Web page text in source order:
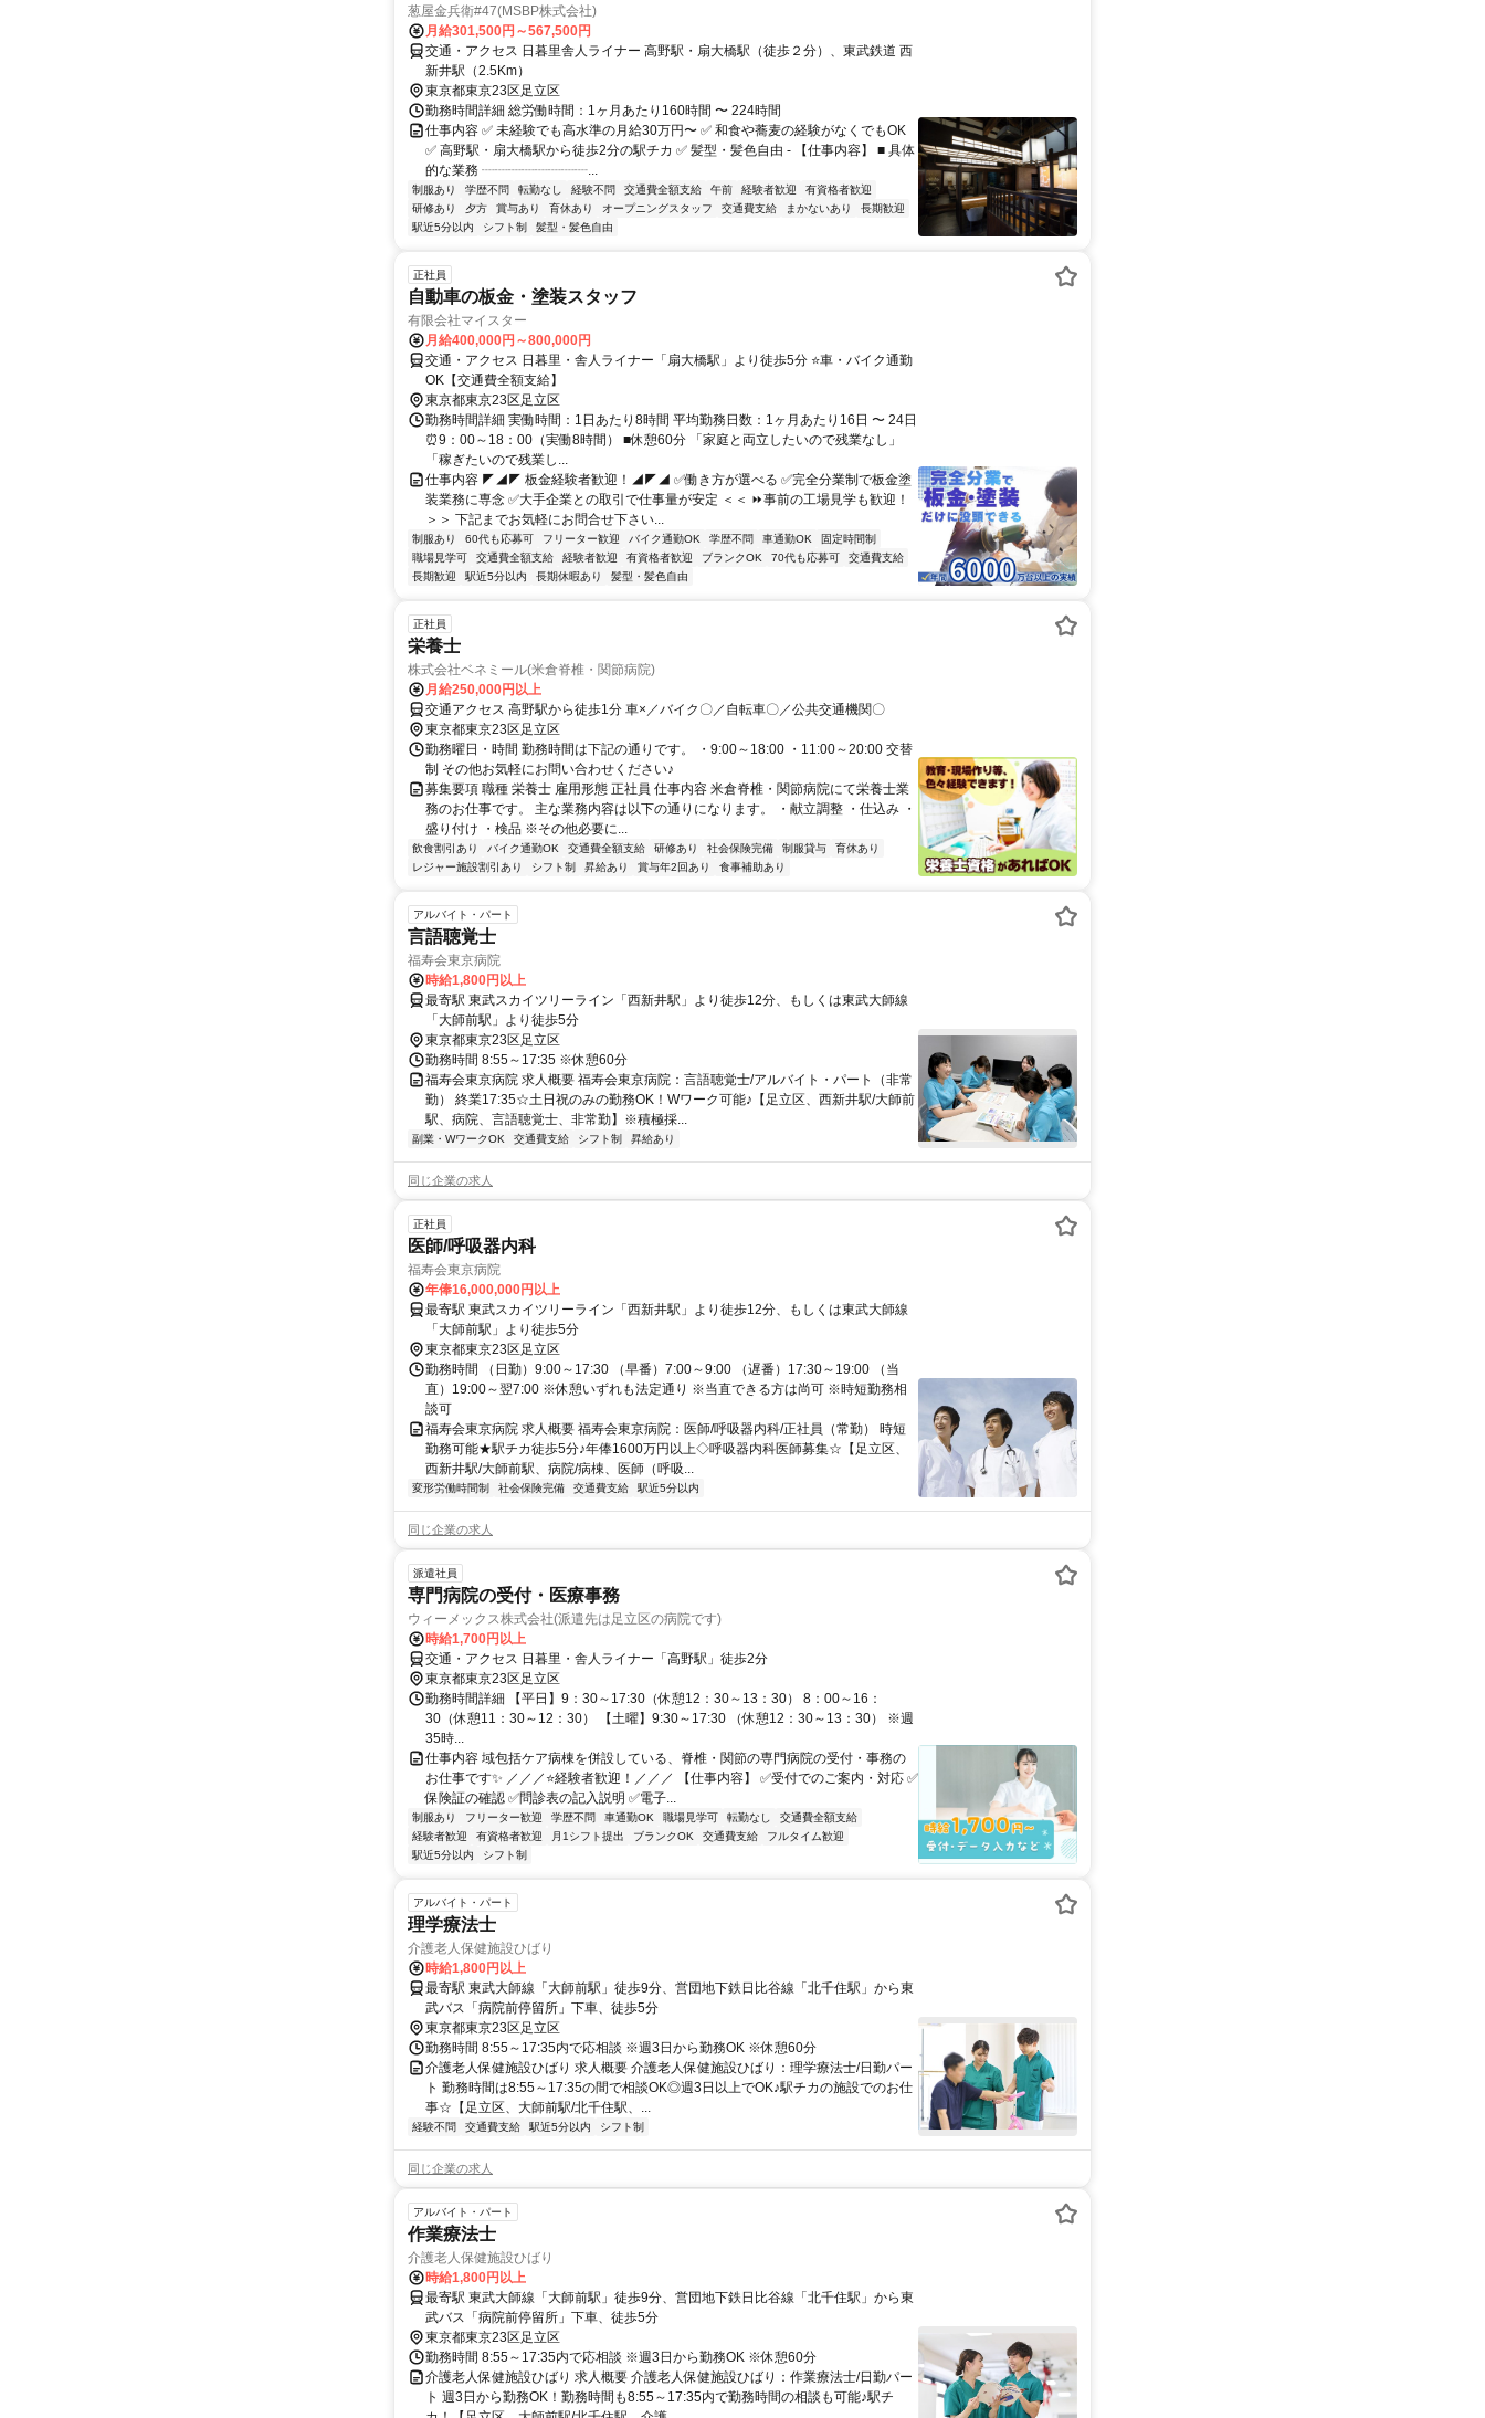
葱屋金兵衛#47(MSBP株式会社)
月給301,500円～567,500円
交通・アクセス 日暮里舎人ライナー 高野駅・扇大橋駅（徒歩２分）、東武鉄道 西
新井駅（2.5Km）
東京都東京23区足立区
勤務時間詳細 総労働時間：1ヶ月あたり160時間 〜 224時間
仕事内容 ✅ 未経験でも高水準の月給30万円〜 ✅ 和食や蕎麦の経験がなくでもOK
✅ 高野駅・扇大橋駅から徒歩2分の駅チカ ✅ 髪型・髪色自由 - 【仕事内容】 ■ 具体
的な業務 ┈┈┈┈┈┈┈┈...
制服あり 学歴不問 転勤なし 経験不問 交通費全額支給 午前 経験者歓迎
有資格者歓迎
研修あり
夕方 賞与あり 育休あり オープニングスタッフ 交通費支給 まかないあり
長期歓迎
駅近5分以内
シフト制 髪型・髪色自由
正社員
自動車の板金・塗装スタッフ
有限会社マイスター
月給400,000円～800,000円
交通・アクセス 日暮里・舎人ライナー「扇大橋駅」より徒歩5分 ⭐車・バイク通勤
OK【交通費全額支給】
東京都東京23区足立区
勤務時間詳細 実働時間：1日あたり8時間 平均勤務日数：1ヶ月あたり16日 〜 24日
⏰9：00～18：00（実働8時間） ■休憩60分 「家庭と両立したいので残業なし」
「稼ぎたいので残業し...
仕事内容 ◤◢◤ 板金経験者歓迎！◢◤◢ ✅働き方が選べる ✅完全分業制で板金塗
装業務に専念 ✅大手企業との取引で仕事量が安定 ＜＜ ⏩事前の工場見学も歓迎！
＞＞ 下記までお気軽にお問合せ下さい...
制服あり 60代も応募可 フリーター歓迎 バイク通勤OK 学歴不問 車通勤OK
固定時間制
職場見学可
交通費全額支給 経験者歓迎 有資格者歓迎 ブランクOK 70代も応募可
交通費支給
長期歓迎
駅近5分以内 長期休暇あり 髪型・髪色自由
正社員
栄養士
株式会社ベネミール(米倉脊椎・関節病院)
月給250,000円以上
交通アクセス 高野駅から徒歩1分 車×／バイク〇／自転車〇／公共交通機関〇
東京都東京23区足立区
勤務曜日・時間 勤務時間は下記の通りです。 ・9:00～18:00 ・11:00～20:00 交替
制 その他お気軽にお問い合わせください♪
募集要項 職種 栄養士 雇用形態 正社員 仕事内容 米倉脊椎・関節病院にて栄養士業
務のお仕事です。 主な業務内容は以下の通りになります。 ・献立調整 ・仕込み ・
盛り付け ・検品 ※その他必要に...
飲食割引あり バイク通勤OK 交通費全額支給 研修あり 社会保険完備 制服貸与
育休あり
レジャー施設割引あり
シフト制 昇給あり 賞与年2回あり 食事補助あり
アルバイト・パート
言語聴覚士
福寿会東京病院
時給1,800円以上
最寄駅 東武スカイツリーライン「西新井駅」より徒歩12分、もしくは東武大師線
「大師前駅」より徒歩5分
東京都東京23区足立区
勤務時間 8:55～17:35 ※休憩60分
福寿会東京病院 求人概要 福寿会東京病院：言語聴覚士/アルバイト・パート（非常
勤） 終業17:35☆土日祝のみの勤務OK！Wワーク可能♪【足立区、西新井駅/大師前
駅、病院、言語聴覚士、非常勤】※積極採...
副業・WワークOK 交通費支給 シフト制 昇給あり
同じ企業の求人
正社員
医師/呼吸器内科
福寿会東京病院
年俸16,000,000円以上
最寄駅 東武スカイツリーライン「西新井駅」より徒歩12分、もしくは東武大師線
「大師前駅」より徒歩5分
東京都東京23区足立区
勤務時間 （日勤）9:00～17:30 （早番）7:00～9:00 （遅番）17:30～19:00 （当
直）19:00～翌7:00 ※休憩いずれも法定通り ※当直できる方は尚可 ※時短勤務相
談可
福寿会東京病院 求人概要 福寿会東京病院：医師/呼吸器内科/正社員（常勤） 時短
勤務可能★駅チカ徒歩5分♪年俸1600万円以上◇呼吸器内科医師募集☆【足立区、
西新井駅/大師前駅、病院/病棟、医師（呼吸...
変形労働時間制 社会保険完備 交通費支給 駅近5分以内
同じ企業の求人
派遣社員
専門病院の受付・医療事務
ウィーメックス株式会社(派遣先は足立区の病院です)
時給1,700円以上
交通・アクセス 日暮里・舎人ライナー「高野駅」徒歩2分
東京都東京23区足立区
勤務時間詳細 【平日】9：30～17:30（休憩12：30～13：30） 8：00～16：
30（休憩11：30～12：30） 【土曜】9:30～17:30 （休憩12：30～13：30） ※週
35時...
仕事内容 域包括ケア病棟を併設している、脊椎・関節の専門病院の受付・事務の
お仕事です✨ ／／／⭐経験者歓迎！／／／ 【仕事内容】 ✅受付でのご案内・対応 ✅
保険証の確認 ✅問診表の記入説明 ✅電子...
制服あり フリーター歓迎 学歴不問 車通勤OK 職場見学可 転勤なし
交通費全額支給
経験者歓迎
有資格者歓迎 月1シフト提出 ブランクOK 交通費支給
フルタイム歓迎
駅近5分以内
シフト制
アルバイト・パート
理学療法士
介護老人保健施設ひばり
時給1,800円以上
最寄駅 東武大師線「大師前駅」徒歩9分、営団地下鉄日比谷線「北千住駅」から東
武バス「病院前停留所」下車、徒歩5分
東京都東京23区足立区
勤務時間 8:55～17:35内で応相談 ※週3日から勤務OK ※休憩60分
介護老人保健施設ひばり 求人概要 介護老人保健施設ひばり：理学療法士/日勤パー
ト 勤務時間は8:55～17:35の間で相談OK◎週3日以上でOK♪駅チカの施設でのお仕
事☆【足立区、大師前駅/北千住駅、...
経験不問 交通費支給 駅近5分以内 シフト制
同じ企業の求人
アルバイト・パート
作業療法士
介護老人保健施設ひばり
時給1,800円以上
最寄駅 東武大師線「大師前駅」徒歩9分、営団地下鉄日比谷線「北千住駅」から東
武バス「病院前停留所」下車、徒歩5分
東京都東京23区足立区
勤務時間 8:55～17:35内で応相談 ※週3日から勤務OK ※休憩60分
介護老人保健施設ひばり 求人概要 介護老人保健施設ひばり：作業療法士/日勤パー
ト 週3日から勤務OK！勤務時間も8:55～17:35内で勤務時間の相談も可能♪駅チ